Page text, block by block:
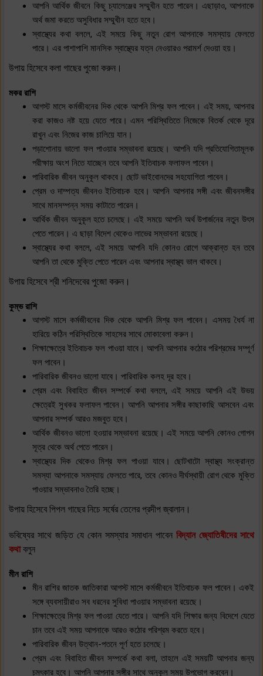
আপনি আর্থিক জীবনে কিছু চ্যালেঞ্জের সম্মুখীন হতে পারেন। এছাড়াও, আপনাকে
অর্থ জমা করতে অসুবিধার সম্মুখীন হতে হবে।
স্বাস্থ্যের কথা বললে, এই সময়ে কিছু নতুন রোগ আপনাকে সমস্যায় ফেলতে
পারে। এর পাশাপাশি মানসিক স্বাস্থ্যের যত্ন নেওয়ারও পরামর্শ দেওয়া হয়।
উপায় হিসেবে কলা গাছের পুজো করুন।
মকর রাশি
আগস্ট মাসে কর্মজীবনের দিক থেকে আপনি মিশ্র ফল পাবেন। এই সময়, আপনার
করা কাজও নষ্ট হয়ে যেতে পারে। এমন পরিস্থিতিতে নিজেকে বিতর্ক থেকে দূরে
রাখুন এবং নিজের কাজ চালিয়ে যান।
পড়াশোনায় ভালো ফল পাওয়ার সম্ভাবনা রয়েছে। আপনি যদি প্রতিযোগিতামূলক
পরীক্ষায় অংশ নিতে যাচ্ছেন তবে আপনি ইতিবাচক ফলাফল পাবেন।
পারিবারিক জীবন অনুকূল থাকবে। ছোট ভাইবোনদের সহযোগিতা পাবেন।
প্রেম ও দাম্পত্য জীবনও ইতিবাচক হবে। আপনি আপনার সঙ্গী এবং জীবনসঙ্গীর
সাথে মানসম্পন্ন সময় কাটাতে পারেন।
আর্থিক জীবন অনুকূল হতে চলেছে। এই সময়ে আপনি অর্থ উপার্জনের নতুন উৎস
পেতে পারেন। এ ছাড়া বিদেশ থেকেও লাভের সম্ভাবনা রয়েছে।
স্বাস্থ্যের কথা বললে, এই সময়ে আপনি যদি কোনও রোগে আক্রান্ত হন তবে
আপনি তা থেকে মুক্তি পেতে পারেন এবং আপনার স্বাস্থ্য ভাল থাকবে।
উপায় হিসেবে শ্রী শনিদেবের পুজো করুন।
কুম্ভ রাশি
আগস্ট মাসে কর্মজীবনের দিক থেকে আপনি মিশ্র ফল পাবেন। এসময় ধৈর্য না
হারিয়ে কঠিন পরিস্থিতিকে সাহসের সাথে মোকাবেলা করুন।
শিক্ষাক্ষেত্রে ইতিবাচক ফল পাওয়া যাবে। আপনি আপনার কঠোর পরিশ্রমের সম্পূর্ণ
ফল পাবেন।
পারিবারিক জীবনও ভালো যাবে। পারিবারিক কলহ দূর হবে।
প্রেম এবং বিবাহিত জীবন সম্পর্কে কথা বললে, এই সময়ে আপনি এই উভয়
ক্ষেত্রেই সুখকর ফলাফল পাবেন। আপনি আপনার সঙ্গীর কাছাকাছি আসবেন এবং
আপনার সম্পর্ক আরও মজবুত হবে।
আর্থিক জীবনও ভালো হওয়ার সম্ভাবনা রয়েছে। এই সময়ে আপনি কোনও গোপন
সূত্র থেকে অর্থ পেতে পারেন।
স্বাস্থ্যের দিক থেকেও মিশ্র ফল পাওয়া যাবে। ছোটখাটো স্বাস্থ্য সংক্রান্ত
সমস্যা আপনাকে সমস্যায় ফেলতে পারে, তবে কোনও দীর্ঘস্থায়ী রোগ থেকে মুক্তি
পাওয়ার সম্ভাবনাও তৈরি হচ্ছে।
উপায় হিসেবে পিপল গাছের নিচে সর্ষের তেলের প্রদীপ জ্বালান।
ভবিষ্যের সাথে জড়িত যে কোন সমস্যার সমাধান পাবেন বিদ্যান জ্যোতিষীদের সাথে
কথাবলুন
মীন রাশি
মীন রাশির জাতক জাতিকারা আগস্ট মাসে কর্মজীবনে ইতিবাচক ফল পাবেন। একই
সঙ্গে ব্যবসায়ীরাও সব ধরনের সুবিধা পাওয়ার সম্ভাবনা রয়েছে।
শিক্ষাক্ষেত্রে মিশ্র ফল পাওয়া যেতে পারে। আপনি যদি শিক্ষার জন্য বিদেশে যেতে
চান তবে এই সময় আপনাকে আরও কঠোর পরিশ্রম করতে হবে।
পারিবারিক জীবন উত্থান-পতনে পূর্ণ হতে চলেছে।
প্রেম এবং বিবাহিত জীবন সম্পর্কে কথা বলা, তাহলে এই সময়টি আপনার জন্য
চমৎকার হবে। আপনি আপনার সঙ্গীর সাথে অনুকূল সময় উপভোগ করবেন।